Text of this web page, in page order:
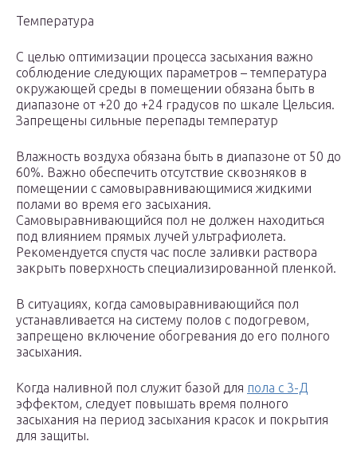
Температура
С целью оптимизации процесса засыхания важно
соблюдение следующих параметров – температура
окружающей среды в помещении обязана быть в
диапазоне от +20 до +24 градусов по шкале Цельсия.
Запрещены сильные перепады температур
Влажность воздуха обязана быть в диапазоне от 50 до
60%. Важно обеспечить отсутствие сквозняков в
помещении с самовыравнивающимися жидкими
полами во время его засыхания.
Самовыравнивающийся пол не должен находиться
под влиянием прямых лучей ультрафиолета.
Рекомендуется спустя час после заливки раствора
закрыть поверхность специализированной пленкой.
В ситуациях, когда самовыравнивающийся пол
устанавливается на систему полов с подогревом,
запрещено включение обогревания до его полного
засыхания.
Когда наливной пол служит базой для пола с 3-Д
эффектом, следует повышать время полного
засыхания на период засыхания красок и покрытия
для защиты.